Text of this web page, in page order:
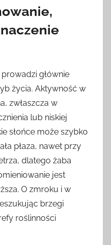
głównie
życia. Aktywność w
zwłaszcza w
lub niskiej
słońce może szybko
płaza, nawet przy
dlatego żaba
jest
O zmroku i w
brzegi
roślinności